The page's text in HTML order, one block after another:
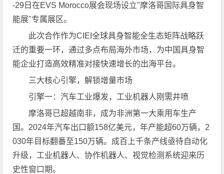
-29日在EVS Morocco展会现场设立"摩洛哥国际具身智
能展"专属展区。
此次合作作为CIEI全球具身智能全生态矩阵战略跃
迁的重要一环，通过多点布局海外市场，为中国具身智
能企业打造高效精准对接快速增长的出海平台。
三大核心引擎，解锁增量市场
引擎一：汽车工业爆发，工业机器人刚需井喷
摩洛哥已超越南非，成为非洲第一大乘用车生产
国。2024年汽车出口额158亿美元，年产能超60万辆，2
030年目标翻番至150万辆。成百上千条产线亟待自动化
升级，工业机器人、协作机器人、视觉检测系统迎来历
史性窗口期。